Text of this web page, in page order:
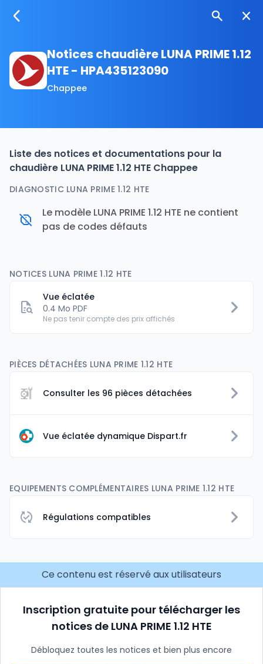
Notices chaudière LUNA PRIME 1.12
HTE - HPA435123090
Chappee
Liste des notices et documentations pour la
chaudière LUNA PRIME 1.12 HTE Chappee
DIAGNOSTIC LUNA PRIME 1.12 HTE
Le modèle LUNA PRIME 1.12 HTE ne contient
pas de codes défauts
NOTICES LUNA PRIME 1.12 HTE
Vue éclatée
0.4 Mo PDF
Ne pas tenir compte des prix affichés
PIÈCES DÉTACHÉES LUNA PRIME 1.12 HTE
Consulter les 96 pièces détachées
Vue éclatée dynamique Dispart.fr
EQUIPEMENTS COMPLÉMENTAIRES LUNA PRIME 1.12 HTE
Régulations compatibles
Ce contenu est réservé aux utilisateurs
Inscription gratuite pour télécharger les
notices de LUNA PRIME 1.12 HTE
Débloquez toutes les notices et bien plus encore